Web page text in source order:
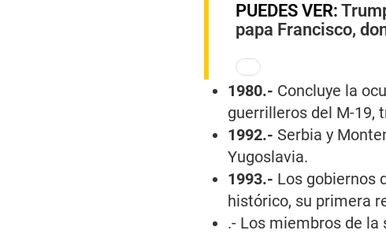
PUEDES VER:
papa Francisco,
1980.- Concluye la
guerrilleros del M-19,
1992.- Serbia y
Yugoslavia.
1993.- Los gobiernos
histórico, su primera
.- Los miembros de